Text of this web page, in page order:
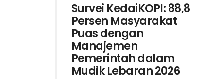
Survei KedaiKOPI: 88,8
Persen Masyarakat
Puas dengan
Manajemen
Pemerintah dalam
Mudik Lebaran 2026